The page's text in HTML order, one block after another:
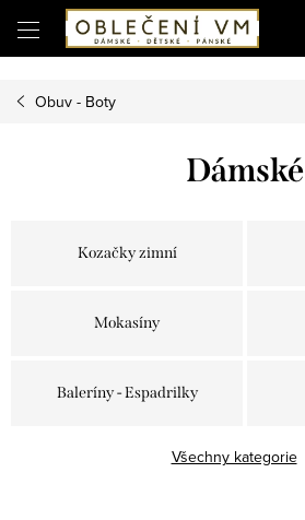
Microsoft Clarity
Přejít
na
Obuv - Boty
Dámské
Kozačky zimní
Mokasíny
Baleríny - Espadrilky
Boty kotníkovéVšechny kategorie